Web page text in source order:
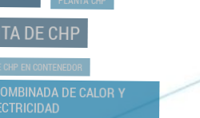
DE CHP
EN CONTENEDOR
DE CALOR Y